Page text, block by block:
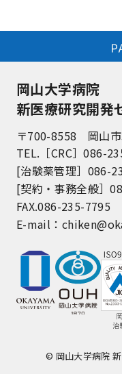
岡山大学病院
新医療研究開発
〒700-8558 岡山
TEL.［CRC］086-
[治験薬管理］086-
[契約・事務全般］
FAX.086-235-7795
E-mail：
© 岡山大学病院